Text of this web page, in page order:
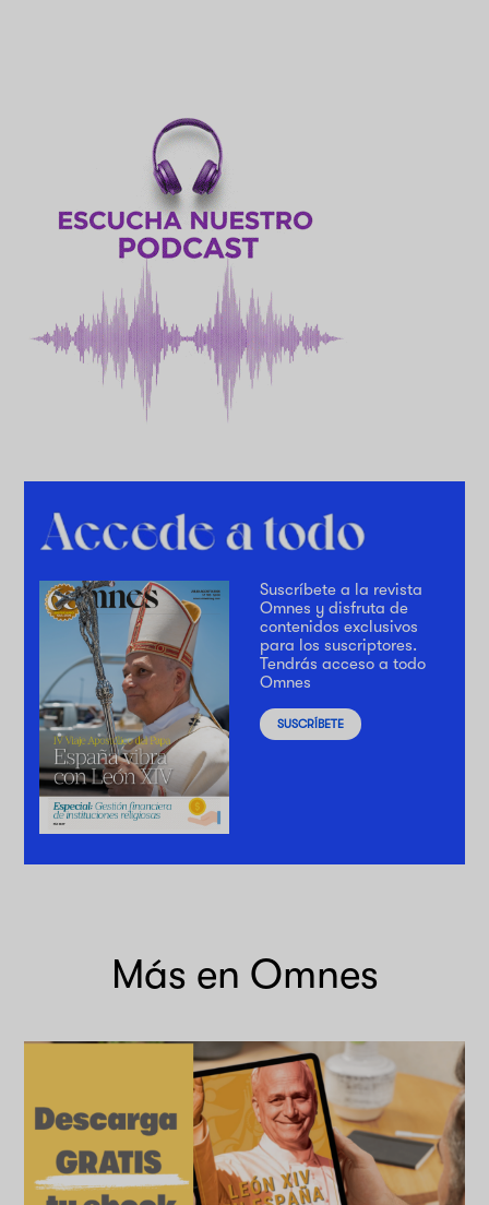
Suscríbete a la revista
Omnes y disfruta de
contenidos exclusivos
para los suscriptores.
Tendrás acceso a todo
Omnes
SUSCRÍBETE
Más en Omnes